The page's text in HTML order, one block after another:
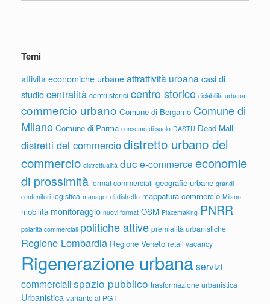
Temi
attività economiche urbaneattrattività urbana casi di
studiocentralità centri storici centro storico ciclabilità urbana
commercio urbano Comune di Bergamo Comune di
Milano Comune di Parma consumo di suolo DASTU Dead Mall
distretti del commerciodistretto urbano del
commercio distrettualità duc e-commerce economie
di prossimità format commerciali geografie urbane grandi
contenitori logistica manager di distretto mappatura commercio Milano
mobilità monitoraggio nuovi format OSM Placemaking PNRR
polarità commerciali politiche attive premialità urbanistiche
Regione Lombardia Regione Veneto retail vacancy
Rigenerazione urbanaservizi
commercialispazio pubblico trasformazione urbanistica
Urbanistica variante al PGT